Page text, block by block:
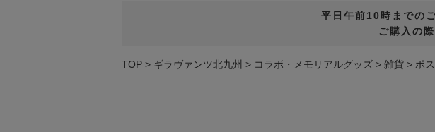
平日午前10時までの
ご購入の
TOP ギラヴァンツ北九州 コラボ・メモリアルグッズ 雑貨 ポ